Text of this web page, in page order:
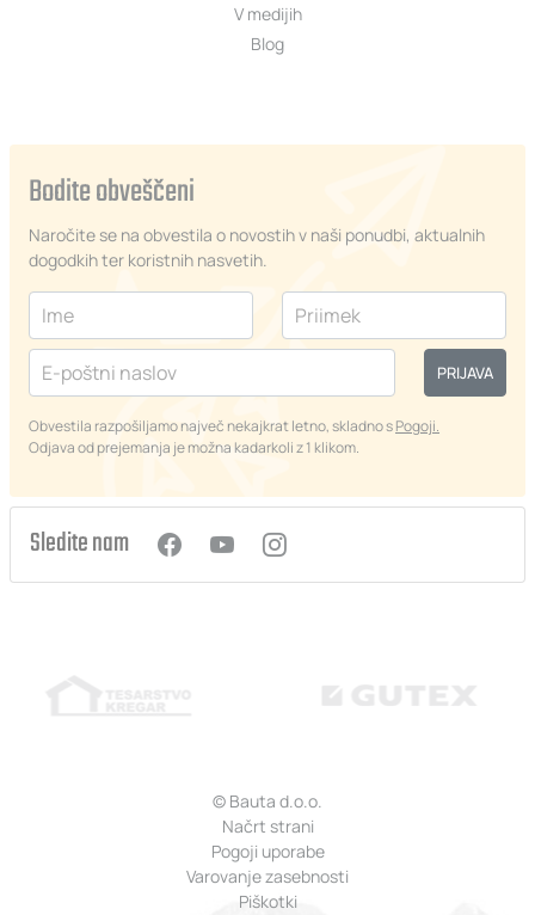
V medijih
Blog
Bodite obveščeni
Naročite se na obvestila o novostih v naši ponudbi, aktualnih
dogodkih ter koristnih nasvetih.
PRIJAVA
Obvestila razpošiljamo največ nekajkrat letno, skladno sPogoji.
Odjava od prejemanja je možna kadarkoli z 1 klikom.
Sledite nam
© Bauta d.o.o.
Načrt strani
Pogoji uporabe
Varovanje zasebnosti
Piškotki